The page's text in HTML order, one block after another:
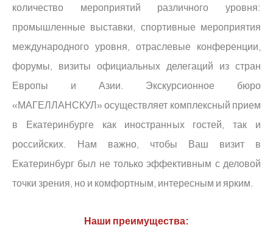
количество мероприятий различного уровня:
промышленные выставки, спортивные мероприятия
международного уровня, отраслевые конференции,
форумы, визиты официальных делегаций из стран
Европы и Азии. Экскурсионное бюро
«МАГЕЛЛАНСКУЛ» осуществляет комплексный прием
в Екатеринбурге как иностранных гостей, так и
российских. Нам важно, чтобы Ваш визит в
Екатеринбург был не только эффективным с деловой
точки зрения, но и комфортным, интересным и ярким.
Наши преимущества: